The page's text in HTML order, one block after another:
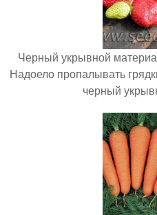
Черный укрывной
Надоело пропалывать
черный